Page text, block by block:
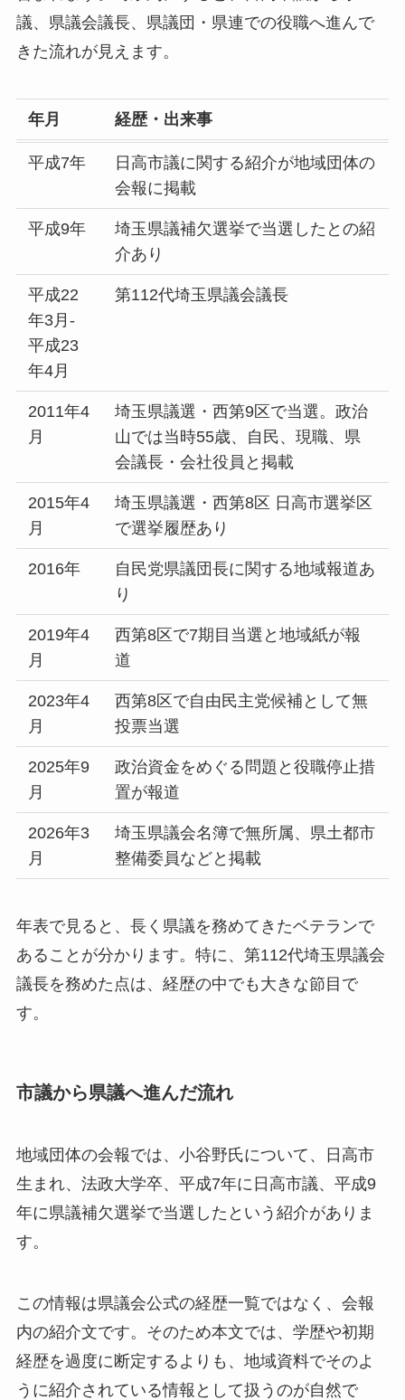
議、県議会議長、県議団・県連での役職へ進んで
きた流れが見えます。
年月 経歴・出来事
平成7年
日高市議に関する紹介が地域団体の
会報に掲載
平成9年
埼玉県議補欠選挙で当選したとの紹
介あり
平成22
年3月-
平成23
年4月
第112代埼玉県議会議長
2011年4
月
埼玉県議選・西第9区で当選。政治
山では当時55歳、自民、現職、県
会議長・会社役員と掲載
2015年4
月
埼玉県議選・西第8区 日高市選挙区
で選挙履歴あり
2016年
自民党県議団長に関する地域報道あ
り
2019年4
月
西第8区で7期目当選と地域紙が報
道
2023年4
月
西第8区で自由民主党候補として無
投票当選
2025年9
月
政治資金をめぐる問題と役職停止措
置が報道
2026年3
月
埼玉県議会名簿で無所属、県土都市
整備委員などと掲載
年表で見ると、長く県議を務めてきたベテランで
あることが分かります。特に、第112代埼玉県議会
議長を務めた点は、経歴の中でも大きな節目で
す。
市議から県議へ進んだ流れ
地域団体の会報では、小谷野氏について、日高市
生まれ、法政大学卒、平成7年に日高市議、平成9
年に県議補欠選挙で当選したという紹介がありま
す。
この情報は県議会公式の経歴一覧ではなく、会報
内の紹介文です。そのため本文では、学歴や初期
経歴を過度に断定するよりも、地域資料でそのよ
うに紹介されている情報として扱うのが自然で